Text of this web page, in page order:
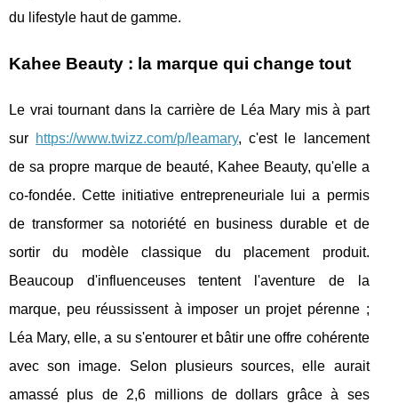
du lifestyle haut de gamme.
Kahee Beauty : la marque qui change tout
Le vrai tournant dans la carrière de Léa Mary mis à part
sur https://www.twizz.com/p/leamary, c'est le lancement
de sa propre marque de beauté, Kahee Beauty, qu'elle a
co-fondée. Cette initiative entrepreneuriale lui a permis
de transformer sa notoriété en business durable et de
sortir du modèle classique du placement produit.
Beaucoup d'influenceuses tentent l'aventure de la
marque, peu réussissent à imposer un projet pérenne ;
Léa Mary, elle, a su s'entourer et bâtir une offre cohérente
avec son image. Selon plusieurs sources, elle aurait
amassé plus de 2,6 millions de dollars grâce à ses